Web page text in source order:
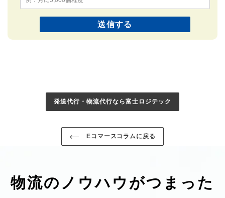
発送代行・物流代行なら富士ロジテック
Eコマースコラムに戻る
物流のノウハウがつまった